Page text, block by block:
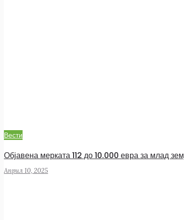
Вести
Објавена мерката 112 до 10.000 евра за млад
Април 10, 2025